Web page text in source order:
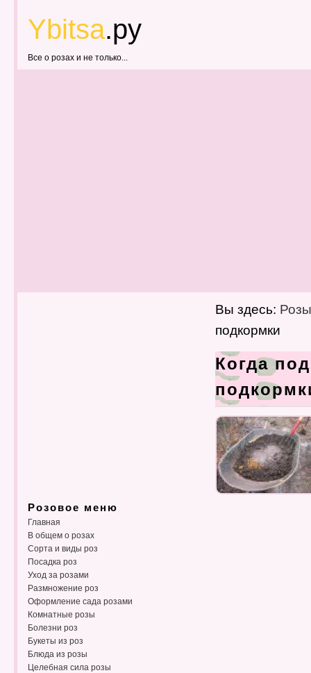
Ybitsa.ру
Все о розах и не только...
Розовое меню
Главная
В общем о розах
Сорта и виды роз
Посадка роз
Уход за розами
Размножение роз
Оформление сада розами
Комнатные розы
Болезни роз
Букеты из роз
Блюда из розы
Целебная сила розы
Вы здесь: Розы
подкормки
Когда